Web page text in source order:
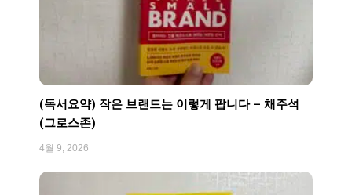
(독서요약) 작은 브랜드는 이렇게 팝니다 – 채주석
(그로스존)
4월 9, 2026